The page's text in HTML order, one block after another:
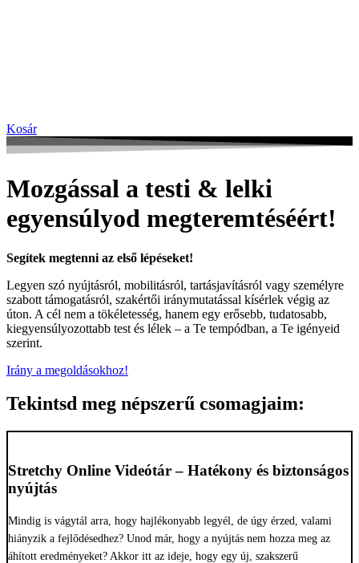
Kosár
Mozgással a testi & lelki
egyensúlyod megteremtéséért!
Segítek megtenni az első lépéseket!
Legyen szó nyújtásról, mobilitásról, tartásjavításról vagy személyre
szabott támogatásról, szakértői iránymutatással kísérlek végig az
úton. A cél nem a tökéletesség, hanem egy erősebb, tudatosabb,
kiegyensúlyozottabb test és lélek – a Te tempódban, a Te igényeid
szerint.
Irány a megoldásokhoz!
Tekintsd meg népszerű csomagjaim:
Stretchy Online Videótár – Hatékony és biztonságos
nyújtás
Mindig is vágytál arra, hogy hajlékonyabb legyél, de úgy érzed, valami
hiányzik a fejlődésedhez? Unod már, hogy a nyújtás nem hozza meg az
áhított eredményeket? Akkor itt az ideje, hogy egy új, szakszerű